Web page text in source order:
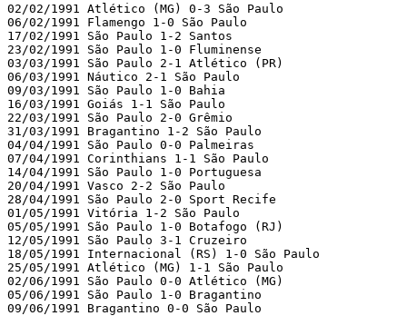
02/02/1991 Atlético (MG) 0-3 São Paulo
06/02/1991 Flamengo 1-0 São Paulo
17/02/1991 São Paulo 1-2 Santos
23/02/1991 São Paulo 1-0 Fluminense
03/03/1991 São Paulo 2-1 Atlético (PR)
06/03/1991 Náutico 2-1 São Paulo
09/03/1991 São Paulo 1-0 Bahia
16/03/1991 Goiás 1-1 São Paulo
22/03/1991 São Paulo 2-0 Grêmio
31/03/1991 Bragantino 1-2 São Paulo
04/04/1991 São Paulo 0-0 Palmeiras
07/04/1991 Corinthians 1-1 São Paulo
14/04/1991 São Paulo 1-0 Portuguesa
20/04/1991 Vasco 2-2 São Paulo
28/04/1991 São Paulo 2-0 Sport Recife
01/05/1991 Vitória 1-2 São Paulo
05/05/1991 São Paulo 1-0 Botafogo (RJ)
12/05/1991 São Paulo 3-1 Cruzeiro
18/05/1991 Internacional (RS) 1-0 São Paulo
25/05/1991 Atlético (MG) 1-1 São Paulo
02/06/1991 São Paulo 0-0 Atlético (MG)
05/06/1991 São Paulo 1-0 Bragantino
09/06/1991 Bragantino 0-0 São Paulo